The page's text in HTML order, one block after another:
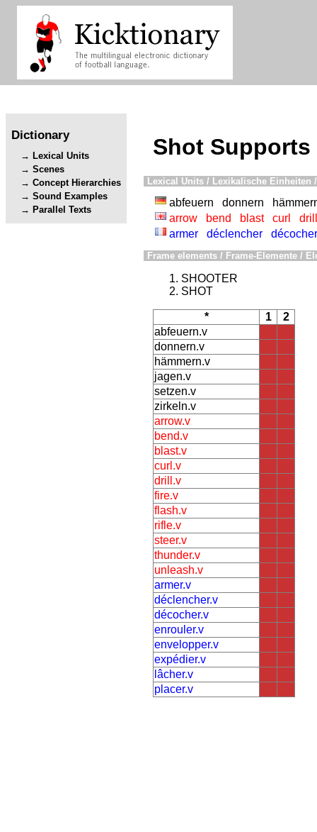
Dictionary
Lexical Units
Scenes
Concept Hierarchies
Sound Examples
Parallel Texts
Shot Supports
Lexical Units / Lexikalische Einheiten
abfeuern donnern
arrow
bend blast curl
drill
armer
déclencher décocher
Frame elements / Frame-Elemente /
SHOOTER
SHOT
* 1
2
abfeuern.v
donnern.v
hämmern.v
jagen.v
setzen.v
zirkeln.v
arrow.v
bend.v
blast.v
curl.v
drill.v
fire.v
flash.v
rifle.v
steer.v
thunder.v
unleash.v
armer.v
déclencher.v
décocher.v
enrouler.v
envelopper.v
expédier.v
lâcher.v
placer.v